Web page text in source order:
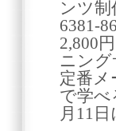
ンツ
6381-
2,800
ニング
定番メ
で学べ
月11